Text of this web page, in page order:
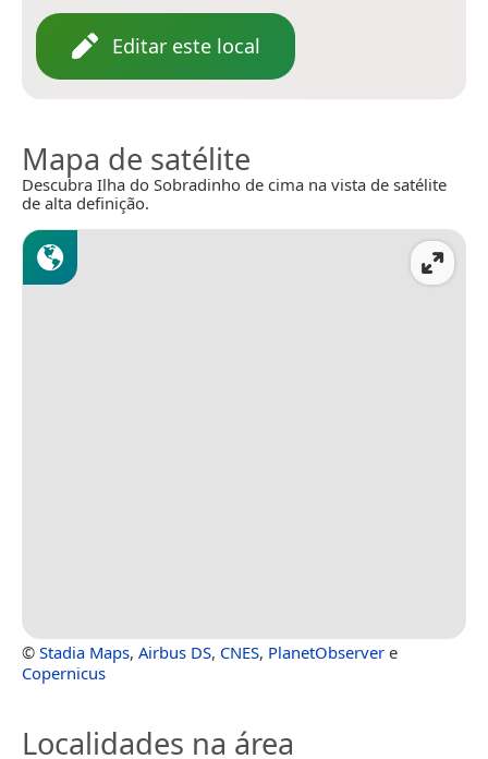
Editar este local
Mapa de satélite
Descubra Ilha do Sobradinho de cima na vista de satélite
de alta definição.
© Stadia Maps, Airbus DS, CNES, PlanetObserver e
Copernicus
Localidades na área